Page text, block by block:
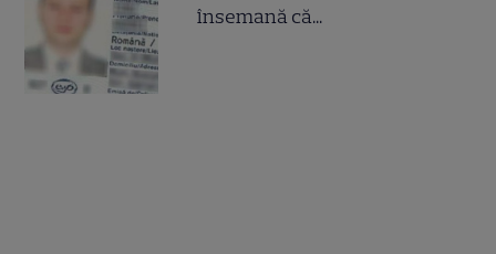
însemană că...